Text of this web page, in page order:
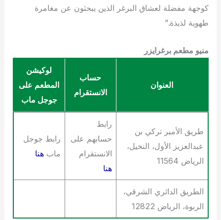
كوجهة مفضلة لعشاق البرغر الذين يبحثون عن مغامرة
طهوية لذيذة.”
منيو مطعم برغرايزر
العنوان
حساب
الانستقرام
لوكيشن
المطعم على
جوجل ماب
طريق الأمير تركي بن
عبدالعزيز الأول، النخيل،
الرياض 11564
رابط
حسابهم على
الانستقرام
هنا
رابط جوجل
مابهنا
الطريق الدائري الشرقي،
الربوة، الرياض 12822